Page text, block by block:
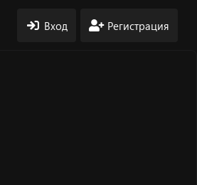
Вход Регистрация